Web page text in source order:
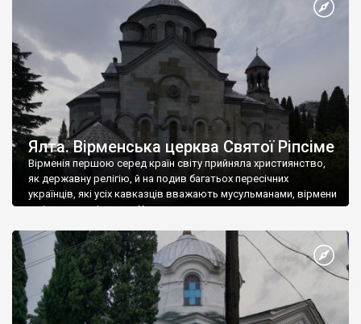
А потім було Хрещення Русі. На честь Херсонесу Таврійського
Ялта. Вірменська церква Святої Ріпсіме
Вірменія першою серед країн світу прийняла християнство,
як державну релігію, й на подив багатьох пересічних
українців, які усіх кавказців вважають мусульманами, вірмени
є відданими вірянами Христа